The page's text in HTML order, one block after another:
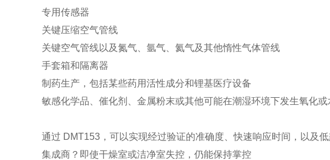
专用传感器
关键压缩空气管线
关键空气管线以及氮气、氩气、氦气及其他惰性气体管线
手套箱和隔离器
制药生产，包括某些药用活性成分和锂基医疗设备
敏感化学品、催化剂、金属粉末或其他可能在潮湿环境下发生氧化或
通过 DMT153，可以实现经过验证的准确度、快速响应时间，以及低
集成商？即使干燥室或洁净室失控，仍能保持掌控